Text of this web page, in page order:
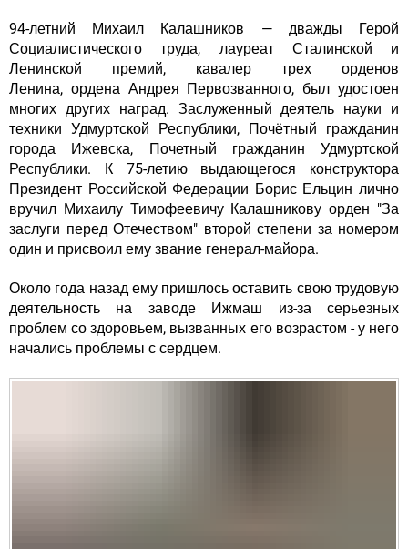
94-летний Михаил Калашников — дважды Герой
Социалистического труда, лауреат Сталинской и
Ленинской премий, кавалер трех орденов
Ленина, ордена Андрея Первозванного, был удостоен
многих других наград. Заслуженный деятель науки и
техники Удмуртской Республики, Почётный гражданин
города Ижевска, Почетный гражданин Удмуртской
Республики. К 75-летию выдающегося конструктора
Президент Российской Федерации Борис Ельцин лично
вручил Михаилу Тимофеевичу Калашникову орден "За
заслуги перед Отечеством" второй степени за номером
один и присвоил ему звание генерал-майора.
Около года назад ему пришлось оставить свою трудовую
деятельность на заводе Ижмаш из-за серьезных
проблем со здоровьем, вызванных его возрастом - у него
начались проблемы с сердцем.